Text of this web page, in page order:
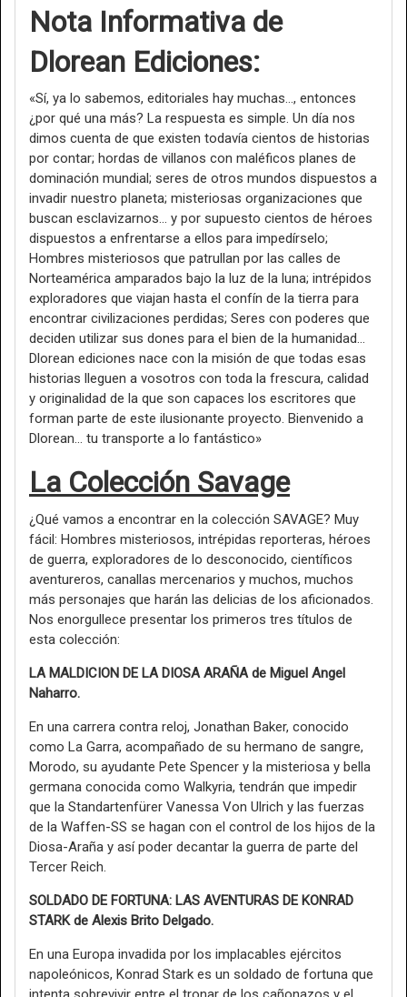
Nota Informativa de
Dlorean Ediciones:
«Sí, ya lo sabemos, editoriales hay muchas…, entonces
¿por qué una más? La respuesta es simple. Un día nos
dimos cuenta de que existen todavía cientos de historias
por contar; hordas de villanos con maléficos planes de
dominación mundial; seres de otros mundos dispuestos a
invadir nuestro planeta; misteriosas organizaciones que
buscan esclavizarnos... y por supuesto cientos de héroes
dispuestos a enfrentarse a ellos para impedírselo;
Hombres misteriosos que patrullan por las calles de
Norteamérica amparados bajo la luz de la luna; intrépidos
exploradores que viajan hasta el confín de la tierra para
encontrar civilizaciones perdidas; Seres con poderes que
deciden utilizar sus dones para el bien de la humanidad...
Dlorean ediciones nace con la misión de que todas esas
historias lleguen a vosotros con toda la frescura, calidad
y originalidad de la que son capaces los escritores que
forman parte de este ilusionante proyecto. Bienvenido a
Dlorean... tu transporte a lo fantástico»
La Colección Savage
¿Qué vamos a encontrar en la colección SAVAGE? Muy
fácil: Hombres misteriosos, intrépidas reporteras, héroes
de guerra, exploradores de lo desconocido, científicos
aventureros, canallas mercenarios y muchos, muchos
más personajes que harán las delicias de los aficionados.
Nos enorgullece presentar los primeros tres títulos de
esta colección:
LA MALDICION DE LA DIOSA ARAÑA de Miguel Angel
Naharro.
En una carrera contra reloj, Jonathan Baker, conocido
como La Garra, acompañado de su hermano de sangre,
Morodo, su ayudante Pete Spencer y la misteriosa y bella
germana conocida como Walkyria, tendrán que impedir
que la Standartenfürer Vanessa Von Ulrich y las fuerzas
de la Waffen-SS se hagan con el control de los hijos de la
Diosa-Araña y así poder decantar la guerra de parte del
Tercer Reich.
SOLDADO DE FORTUNA: LAS AVENTURAS DE KONRAD
STARK de Alexis Brito Delgado.
En una Europa invadida por los implacables ejércitos
napoleónicos, Konrad Stark es un soldado de fortuna que